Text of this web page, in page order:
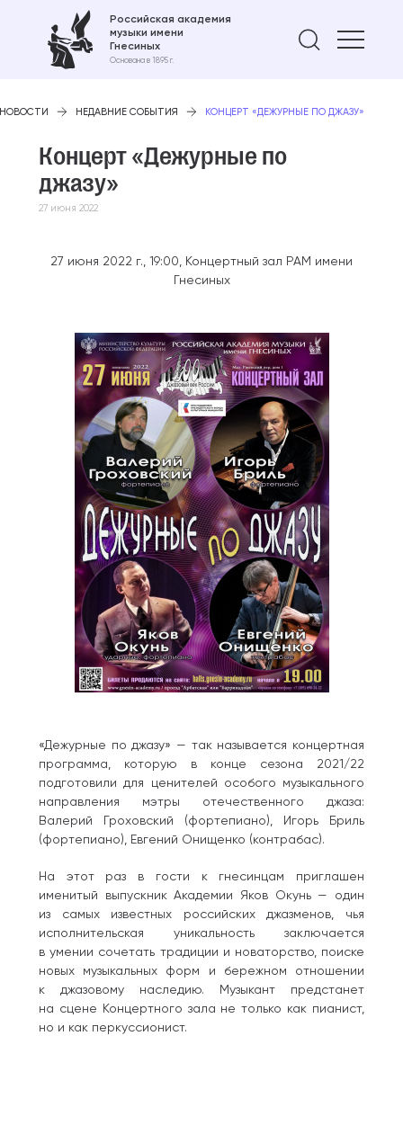
Российская академия
музыки имени
Гнесиных
Основана в 1895 г.
Найти
НОВОСТИ НЕДАВНИЕ СОБЫТИЯ КОНЦЕРТ «ДЕЖУРНЫЕ ПО ДЖАЗУ»
Концерт «Дежурные по
джазу»
27 июня 2022
27 июня 2022 г., 19:00, Концертный зал РАМ имени
Гнесиных
«Дежурные по джазу» — так называется концертная
программа, которую в конце сезона 2021/22
подготовили для ценителей особого музыкального
направления мэтры отечественного джаза:
Валерий Гроховский (фортепиано), Игорь Бриль
(фортепиано), Евгений Онищенко (контрабас).
На этот раз в гости к гнесинцам приглашен
именитый выпускник Академии Яков Окунь — один
из самых известных российских джазменов, чья
исполнительская уникальность заключается
в умении сочетать традиции и новаторство, поиске
новых музыкальных форм и бережном отношении
к джазовому наследию. Музыкант предстанет
на сцене Концертного зала не только как пианист,
но и как перкуссионист.